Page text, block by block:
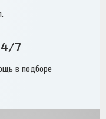
7
в подборе